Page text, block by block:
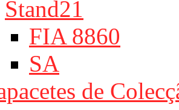
Stand21
FIA 8860
SA
de